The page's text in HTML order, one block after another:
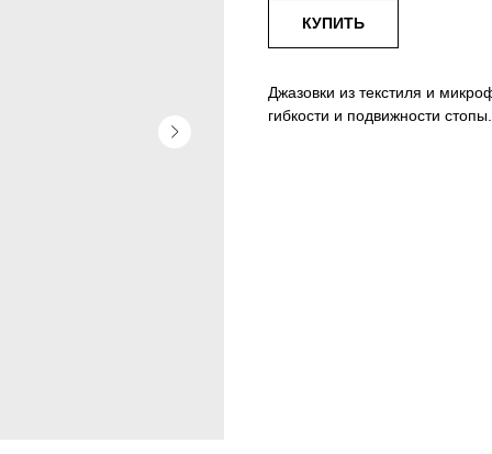
КУПИТЬ
Джазовки из текстиля и
гибкости и подвижности